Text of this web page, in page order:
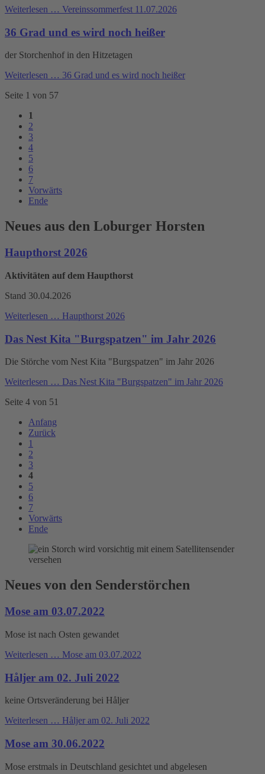
Weiterlesen … Vereinssommerfest 11.07.2026
36 Grad und es wird noch heißer
der Storchenhof in den Hitzetagen
Weiterlesen … 36 Grad und es wird noch heißer
Seite 1 von 57
1
2
3
4
5
6
7
Vorwärts
Ende
Neues aus den Loburger Horsten
Haupthorst 2026
Aktivitäten auf dem Haupthorst
Stand 30.04.2026
Weiterlesen … Haupthorst 2026
Das Nest Kita "Burgspatzen" im Jahr 2026
Die Störche vom Nest Kita "Burgspatzen" im Jahr 2026
Weiterlesen … Das Nest Kita "Burgspatzen" im Jahr 2026
Seite 4 von 51
Anfang
Zurück
1
2
3
4
5
6
7
Vorwärts
Ende
Neues von den Senderstörchen
Mose am 03.07.2022
Mose ist nach Osten gewandet
Weiterlesen … Mose am 03.07.2022
Håljer am 02. Juli 2022
keine Ortsveränderung bei Håljer
Weiterlesen … Håljer am 02. Juli 2022
Mose am 30.06.2022
Mose erstmals in Deutschland gesichtet und abgelesen